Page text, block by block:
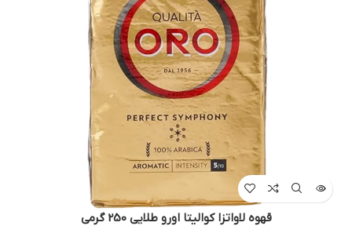
قهوه لاواتزا کوالیتا اورو طلایی 250 گرمی